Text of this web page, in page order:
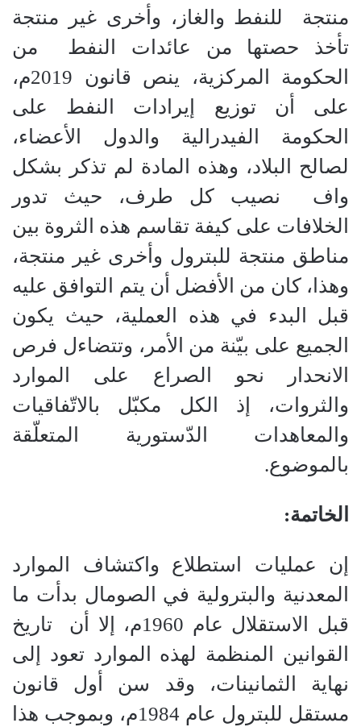
منتجة للنفط والغاز، وأخرى غير منتجة
تأخذ حصتها من عائدات النفط من
الحكومة المركزية، ينص قانون 2019م،
على أن توزيع إيرادات النفط على
الحكومة الفيدرالية والدول الأعضاء،
لصالح البلاد، وهذه المادة لم تذكر بشكل
واف نصيب كل طرف، حيث تدور
الخلافات على كيفة تقاسم هذه الثروة بين
مناطق منتجة للبترول وأخرى غير منتجة،
وهذا، كان من الأفضل أن يتم التوافق عليه
قبل البدء في هذه العملية، حيث يكون
الجميع على بيّنة من الأمر، وتتضاءل فرص
الانحدار نحو الصراع على الموارد
والثروات، إذ الكل مكبّل بالاتّفاقيات
والمعاهدات الدّستورية المتعلّقة
بالموضوع.
الخاتمة:
إن عمليات استطلاع واكتشاف الموارد
المعدنية والبترولية في الصومال بدأت ما
قبل الاستقلال عام 1960م، إلا أن تاريخ
القوانين المنظمة لهذه الموارد تعود إلى
نهاية الثمانينات، وقد سن أول قانون
مستقل للبترول عام 1984م، وبموجب هذا